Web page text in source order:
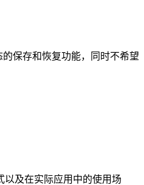
保存和恢复功能，同时不希望
以及在实际应用中的使用场